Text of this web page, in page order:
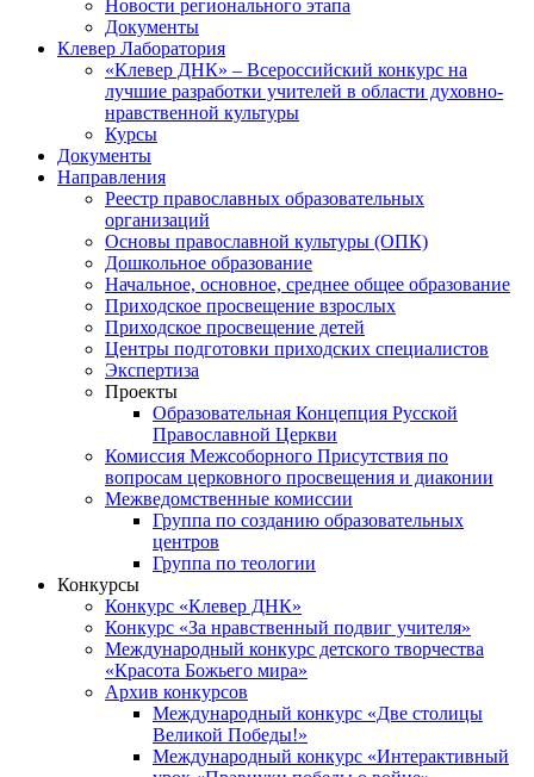
Новости регионального этапа
Документы
Клевер Лаборатория
«Клевер ДНК» – Всероссийский конкурс на
лучшие разработки учителей в области духовно-
нравственной культуры
Курсы
Документы
Направления
Реестр православных образовательных
организаций
Основы православной культуры (ОПК)
Дошкольное образование
Начальное, основное, среднее общее образование
Приходское просвещение взрослых
Приходское просвещение детей
Центры подготовки приходских специалистов
Экспертиза
Проекты
Образовательная Концепция Русской
Православной Церкви
Комиссия Межсоборного Присутствия по
вопросам церковного просвещения и диаконии
Межведомственные комиссии
Группа по созданию образовательных
центров
Группа по теологии
Конкурсы
Конкурс «Клевер ДНК»
Конкурс «За нравственный подвиг учителя»
Международный конкурс детского творчества
«Красота Божьего мира»
Архив конкурсов
Международный конкурс «Две столицы
Великой Победы!»
Международный конкурс «Интерактивный